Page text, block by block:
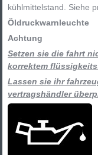
kühlmittelstand. Siehe
Öldruckwarnleuchte
Achtung
Setzen sie die fahrt
korrektem
Lassen sie ihr
vertragshändler